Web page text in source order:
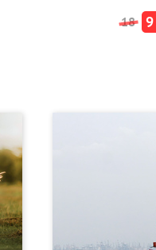
18 9